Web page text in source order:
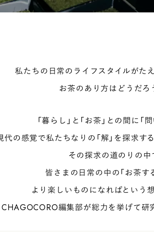
私たちの日常のライフスタイルがた
お茶のあり方はどうだろ
「暮らし」と「お茶」との間に「問
代の感覚で私たちなりの「解」を探求する
その探求の道のりの中
皆さまの日常の中の「お茶す
より楽しいものになればという
CHAGOCORO編集部が総力を挙げて研